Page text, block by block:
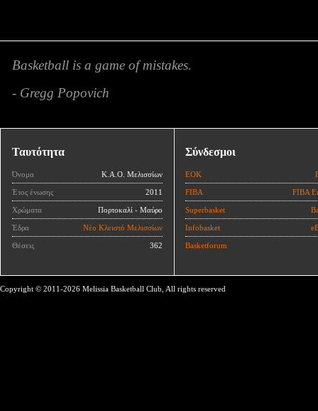
Basketball is a game of mistakes.
- Gregg Popovich
Ταυτότητα
Όνομα Κ.Α.Ο. Μελισσίων
Έτος ένωσης 2011
Χρώματα Πορτοκαλί - Μαύρο
Έδρα Νέο Κλειστό Μελισσίων
Θέσεις 362
Σύνδεσμοι
ΕΟΚ
FIBA FIBA
Superbasket
Infobasket
Basketforum
Copyright © 2011-2026 Melissia Basketball Club, All rights reserved